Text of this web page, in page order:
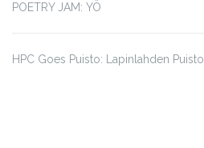
POETRY JAM: YÖ
HPC Goes Puisto: Lapinlahden Puisto